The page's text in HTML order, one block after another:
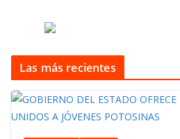
Las más recientes